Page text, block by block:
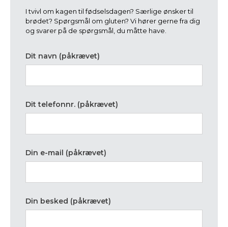
I tvivl om kagen til fødselsdagen? Særlige ønsker til
brødet? Spørgsmål om gluten? Vi hører gerne fra dig
og svarer på de spørgsmål, du måtte have.
Dit navn (påkrævet)
Dit telefonnr. (påkrævet)
Din e-mail (påkrævet)
Din besked (påkrævet)